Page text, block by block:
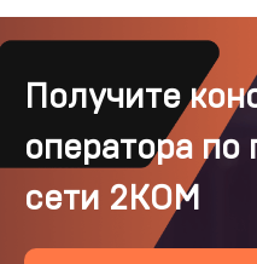
Получите
оператора
сети 2КОМ